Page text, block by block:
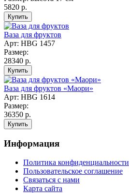
5820 р.
Ваза для фруктов
Арт: HBG 1457
Размер:
28340 р.
Ваза для фруктов «Маори»
Арт: HBG 1614
Размер:
36350 р.
Информация
Политика конфиденциальности
Пользовательское соглашение
Связаться с нами
Карта сайта